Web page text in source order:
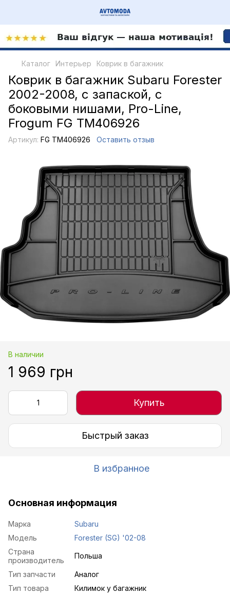
Каталог Интерьер Коврик в багажник
Коврик в багажник Subaru Forester
2002-2008, с запаской, с
боковыми нишами, Pro-Line,
Frogum FG TM406926
Артикул: FG TM406926 Оставить отзыв
В наличии
1 969 грн
Купить
Быстрый заказ
В избранное
Основная информация
Марка
Subaru
Модель
Forester (SG) '02-08
Страна
производитель
Польша
Тип запчасти
Аналог
Тип товара
Килимок у багажник